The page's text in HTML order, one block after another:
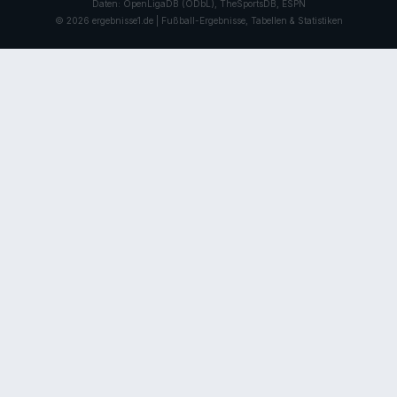
Daten: OpenLigaDB (ODbL), TheSportsDB, ESPN
© 2026 ergebnisse1.de | Fußball-Ergebnisse, Tabellen & Statistiken